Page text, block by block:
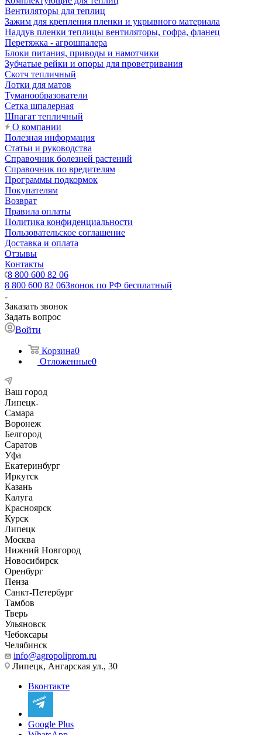
Вентиляторы для теплиц
Зажим для крепления пленки и укрывного материала
Наддув пленки теплицы вентиляторы, гофра, фланец
Перетяжка - агрошпалера
Блоки питания, приводы и намотчики
Зубчатые рейки и опоры для проветривания
Скотч тепличный
Лотки для матов
Туманообразователи
Сетка шпалерная
Шпагат тепличный
О компании
Полезная информация
Статьи и руководства
Справочник болезней растений
Справочник по вредителям
Программы подкормок
Покупателям
Возврат
Правила оплаты
Политика конфиденциальности
Пользовательское соглашение
Доставка и оплата
Отзывы
Контакты
8 800 600 82 06
8 800 600 82 06Звонок по РФ бесплатный
Заказать звонок
Задать вопрос
Войти
Корзина0
Отложенные0
Ваш город
Липецк
Самара
Воронеж
Белгород
Саратов
Уфа
Екатеринбург
Иркутск
Казань
Калуга
Красноярск
Курск
Липецк
Москва
Нижний Новгород
Новосибирск
Оренбург
Пенза
Санкт-Петербург
Тамбов
Тверь
Ульяновск
Чебоксары
Челябинск
info@agropoliprom.ru
Липецк, Ангарская ул., 30
Вконтакте
Google Plus